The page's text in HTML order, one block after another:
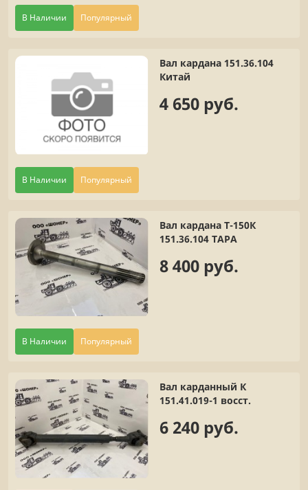
В Наличии Популярный
В Наличии Популярный
Вал кардана 151.36.104
Китай
4 650 руб.
В Наличии Популярный
Вал кардана Т-150К
151.36.104 ТАРА
8 400 руб.
Вал карданный К
151.41.019-1 восст.
6 240 руб.